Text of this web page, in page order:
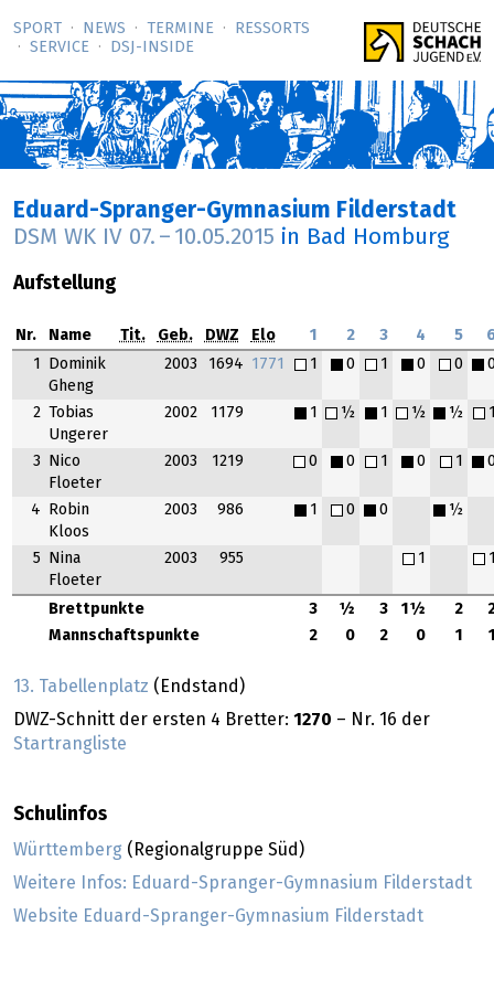
SPORT NEWS TERMINE
RESSORTS
SERVICE
DSJ-­INSIDE
Eduard-Spranger-Gymnasium Filderstadt
DSM WK IV 07. – 10.05.2015 in Bad Homburg
Aufstellung
Nr. Name Tit. Geb. DWZ Elo 1 2 3 4 5
Brettpunkte 3 ½ 3 1½ 2
Mannschaftspunkte
2 0 2 0 1
1
Dominik
Gheng
2003 1694 1771 1 0 1 0 0
2
Tobias
Ungerer
2002 1179 1 ½ 1 ½ ½
3
Nico
Floeter
2003 1219 0 0 1 0 1
4
Robin
Kloos
2003 986 1 0 0 ½
5
Nina
Floeter
2003 955 1
13. Tabellenplatz (Endstand)
DWZ-Schnitt der ersten 4 Bretter: 1270 – Nr. 16 der
Startrangliste
Schulinfos
Württemberg (Regionalgruppe Süd)
Weitere Infos: Eduard-Spranger-Gymnasium Filderstadt
Website Eduard-Spranger-Gymnasium Filderstadt